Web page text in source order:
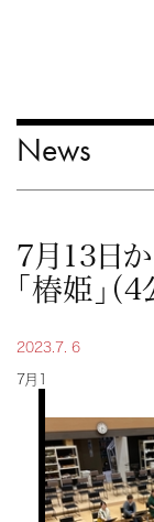
News
7月13日
「椿姫」（
2023.7. 6
7月1